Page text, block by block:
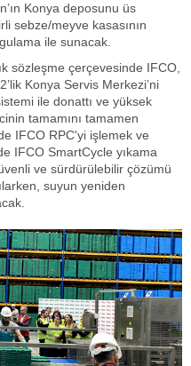
Konya deposunu üs
sebze/meyve kasasının
ile sunacak.
sözleşme çerçevesinde IFCO,
Konya Servis Merkezi’ni
ile donattı ve yüksek
tamamını tamamen
IFCO RPC'yi işlemek ve
IFCO SmartCycle yıkama
ve sürdürülebilir çözümü
suyun yeniden